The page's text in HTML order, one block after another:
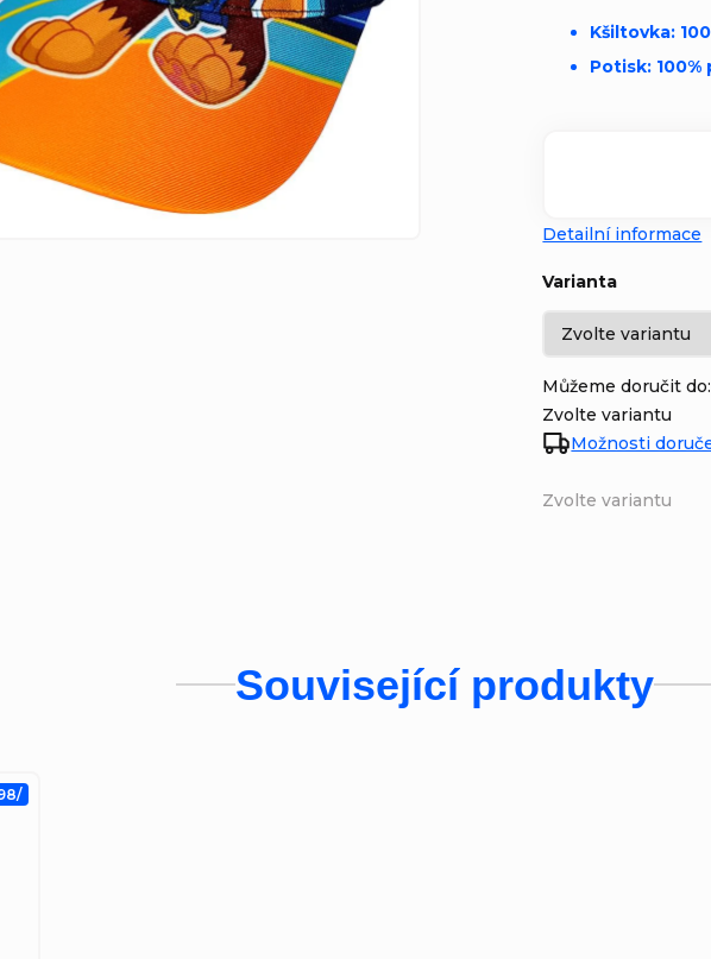
Zvolte variantu
Varianta
Můžeme doručit do:
Zvolte variantu
Možnosti
Kšiltovka:
Potisk:
Detailní informace
Související produkty